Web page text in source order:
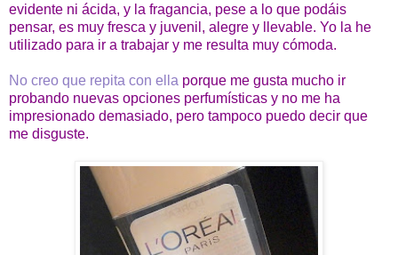
evidente ni ácida, y la fragancia, pese a lo que podáis
pensar, es muy fresca y juvenil, alegre y llevable. Yo la he
utilizado para ir a trabajar y me resulta muy cómoda.
No creo que repita con ella porque me gusta mucho ir
probando nuevas opciones perfumísticas y no me ha
impresionado demasiado, pero tampoco puedo decir que
me disguste.